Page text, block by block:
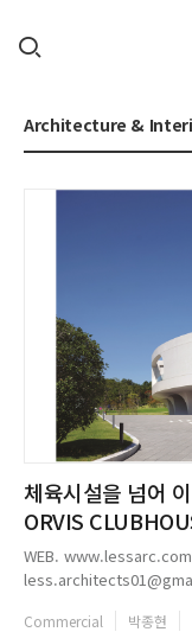
Architecture &
체육시설을 넘어
ORVIS
WEB.
Commercial 박종현